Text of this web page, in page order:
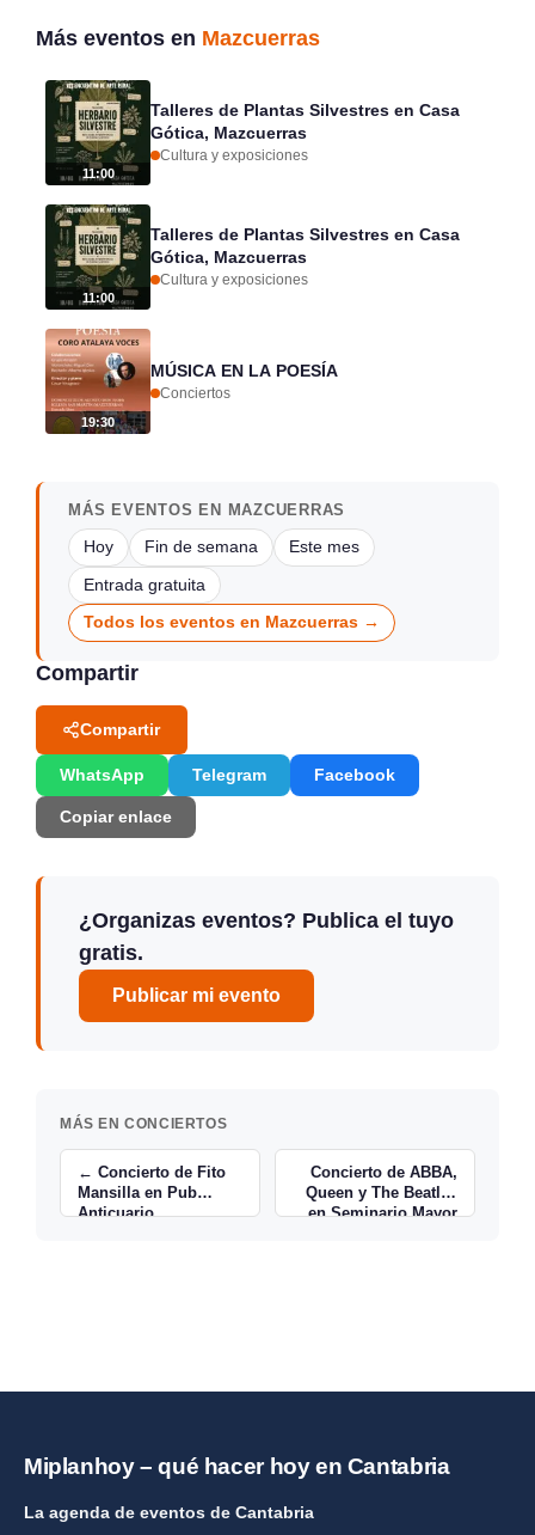
Más eventos en Mazcuerras
11:00
Talleres de Plantas Silvestres en Casa
Gótica, Mazcuerras
Cultura y exposiciones
11:00
Talleres de Plantas Silvestres en Casa
Gótica, Mazcuerras
Cultura y exposiciones
19:30
MÚSICA EN LA POESÍA
Conciertos
MÁS EVENTOS EN MAZCUERRAS
Hoy Fin de semana Este mes
Entrada gratuita
Todos los eventos en Mazcuerras →
Compartir
Compartir
WhatsApp Telegram Facebook
Copiar enlace
¿Organizas eventos? Publica el tuyo
gratis.
Publicar mi evento
MÁS EN CONCIERTOS
← Concierto de Fito
Mansilla en Pub
Anticuario
Concierto de ABBA,
Queen y The Beatles
en Seminario Mayor
Miplanhoy – qué hacer hoy en Cantabria
La agenda de eventos de Cantabria